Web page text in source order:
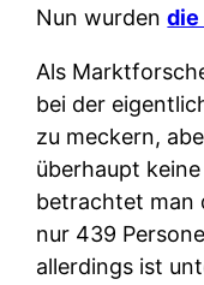
Nun wurdendie
Als
bei der
zu meckern,
überhaupt
betrachtet man
nur 439
allerdings ist